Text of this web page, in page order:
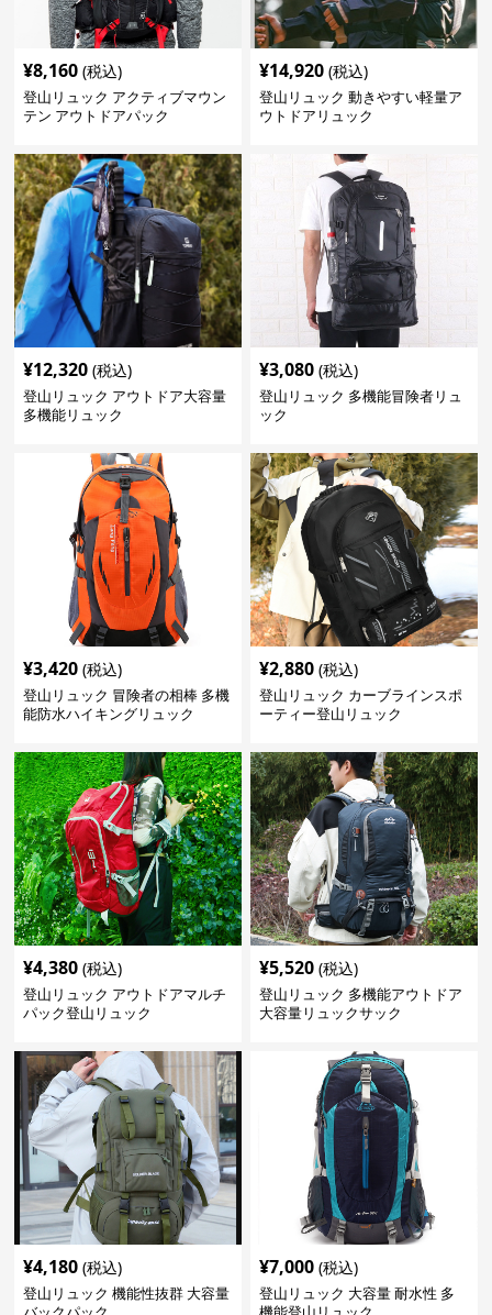
¥8,160 (税込)
登山リュック アクティブマウン
テン アウトドアパック
¥14,920 (税込)
登山リュック 動きやすい軽量ア
ウトドアリュック
¥12,320 (税込)
登山リュック アウトドア大容量
多機能リュック
¥3,080 (税込)
登山リュック 多機能冒険者リュ
ック
¥3,420 (税込)
登山リュック 冒険者の相棒 多機
能防水ハイキングリュック
¥2,880 (税込)
登山リュック カーブラインスポ
ーティー登山リュック
¥4,380 (税込)
登山リュック アウトドアマルチ
パック登山リュック
¥5,520 (税込)
登山リュック 多機能アウトドア
大容量リュックサック
¥4,180 (税込)
登山リュック 機能性抜群 大容量
¥7,000 (税込)
登山リュック 大容量 耐水性 多